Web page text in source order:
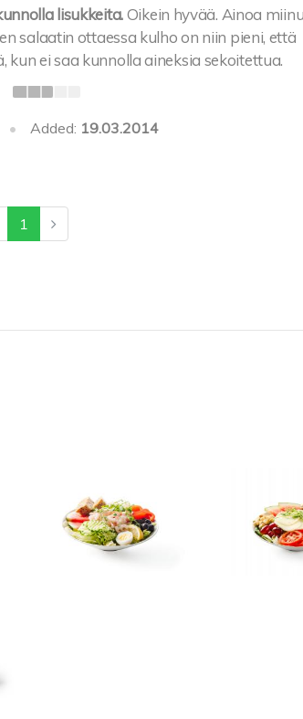
lisukkeita.Oikein hyvää. Ainoa
salaatin ottaessa kulho on niin pieni, että
kun ei saa kunnolla aineksia sekoitettua.
• Added: 19.03.2014
1